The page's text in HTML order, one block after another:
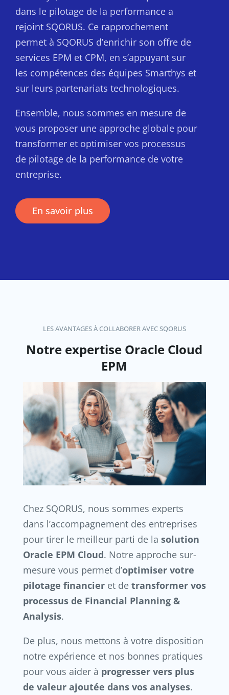
dans le pilotage de la performance a
rejoint SQORUS. Ce rapprochement
permet à SQORUS d’enrichir son offre de
services EPM et CPM, en s’appuyant sur
les compétences des équipes Smarthys et
sur leurs partenariats technologiques.
Ensemble, nous sommes en mesure de
vous proposer une approche globale pour
transformer et optimiser vos processus
de pilotage de la performance de votre
entreprise.
En savoir plus
LES AVANTAGES À COLLABORER AVEC SQORUS
Notre expertise Oracle Cloud
EPM
Chez SQORUS, nous sommes experts
dans l’accompagnement des entreprises
pour tirer le meilleur parti de la solution
Oracle EPM Cloud. Notre approche sur-
mesure vous permet d’optimiser votre
pilotage financieret de transformer vos
processus de Financial Planning &
Analysis.
De plus, nous mettons à votre disposition
notre expérience et nos bonnes pratiques
pour vous aider à progresser vers plus
de valeur ajoutée dans vos analyses.